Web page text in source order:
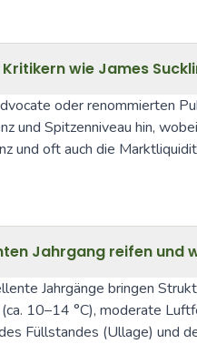
wie James
oder renommierten
und Spitzenniveau hin,
oft auch die
Jahrgang reifen und
Jahrgänge bringen
10–14 °C), moderate
Füllstandes (Ullage) und